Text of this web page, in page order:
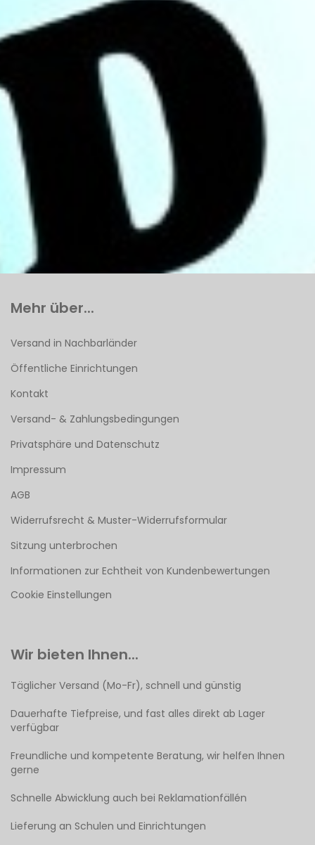
Mehr über...
Versand in Nachbarländer
Öffentliche Einrichtungen
Kontakt
Versand- & Zahlungsbedingungen
Privatsphäre und Datenschutz
Impressum
AGB
Widerrufsrecht & Muster-Widerrufsformular
Sitzung unterbrochen
Informationen zur Echtheit von Kundenbewertungen
Cookie Einstellungen
Wir bieten Ihnen...
Täglicher Versand (Mo-Fr), schnell und günstig
Dauerhafte Tiefpreise, und fast alles direkt ab Lager
verfügbar
Freundliche und kompetente Beratung, wir helfen Ihnen
gerne
Schnelle Abwicklung auch bei Reklamationfällén
Lieferung an Schulen und Einrichtungen